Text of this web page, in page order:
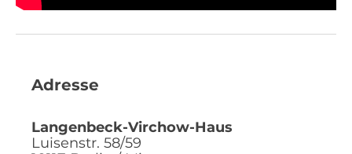
Adresse
Langenbeck-Virchow-Haus
Luisenstr. 58/59